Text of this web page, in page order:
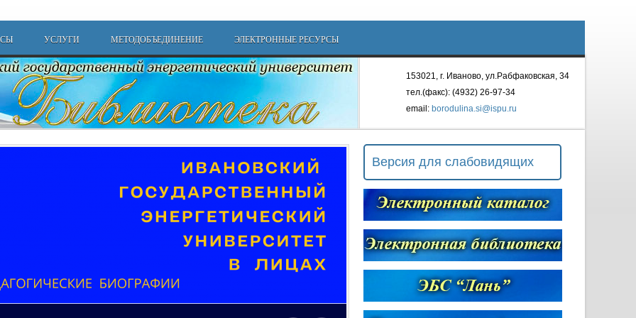
УСЛУГИ МЕТОДОБЪЕДИНЕНИЕ ЭЛЕКТРОННЫЕ РЕСУРСЫ
153021, г. Иваново, ул.Рабфаковская, 34
тел.(факс): (4932) 26-97-34
email: borodulina.si@ispu.ru
Версия для слабовидящих